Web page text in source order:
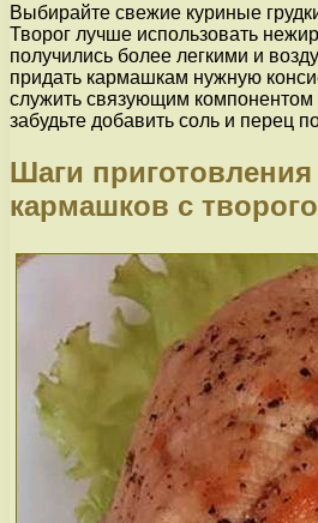
Выбирайте свежие куриные
Творог лучше использовать
получились более легкими и
придать кармашкам нужную
служить связующим компонентом
забудьте добавить соль и перец
Шаги
кармашков с